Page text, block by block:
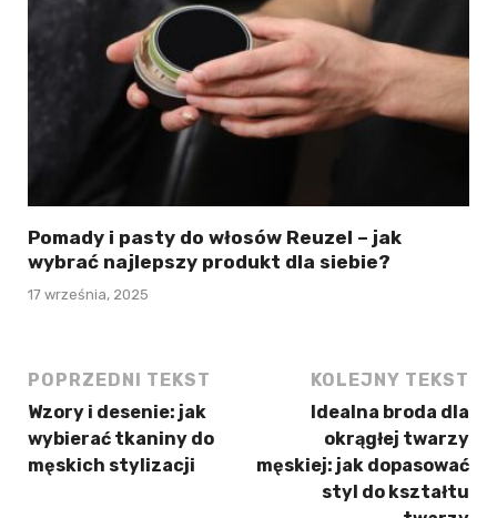
Pomady i pasty do włosów Reuzel – jak
wybrać najlepszy produkt dla siebie?
17 września, 2025
POPRZEDNI TEKST
Wzory i desenie: jak
wybierać tkaniny do
męskich stylizacji
KOLEJNY TEKST
Idealna broda dla
okrągłej twarzy
męskiej: jak dopasować
styl do kształtu